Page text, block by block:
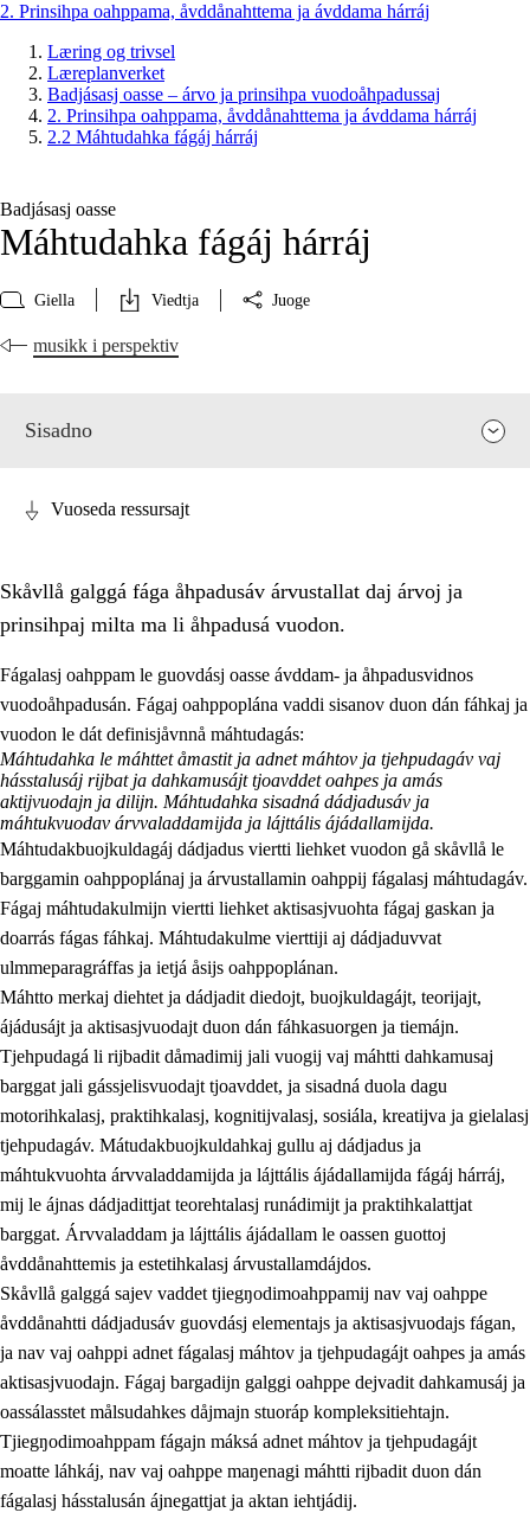
2. Prinsihpa oahppama, åvddånahttema ja ávddama hárráj
Læring og trivsel
Læreplanverket
Badjásasj oasse – árvo ja prinsihpa vuodoåhpadussaj
2. Prinsihpa oahppama, åvddånahttema ja ávddama hárráj
2.2 Máhtudahka fágáj hárráj
Badjásasj oasse
Máhtudahka fágáj hárráj
Giella Viedtja Juoge
musikk i perspektiv
Sisadno
2. Prinsihpa oahppama, åvddånahttema ja ávddama hárráj
2.1 Sosiála oahppam ja åvddånibme
2.2 Máhtudahka fágáj hárráj
Vuodulasj tjehpudagá
2.4 Oahppat oahppat
Doaresfágalasj tiemá
Vuoseda ressursajt
Skåvllå galggá fága åhpadusáv árvustallat daj árvoj ja
prinsihpaj milta ma li åhpadusá vuodon.
Fágalasj oahppam le guovdásj oasse ávddam- ja åhpadusvidnos
vuodoåhpadusán. Fágaj oahppoplána vaddi sisanov duon dán fáhkaj ja
vuodon le dát definisjåvnnå máhtudagás:
Máhtudahka le máhttet åmastit ja adnet máhtov ja tjehpudagáv vaj
hásstalusáj rijbat ja dahkamusájt tjoavddet oahpes ja amás
aktijvuodajn ja dilijn. Máhtudahka sisadná dádjadusáv ja
máhtukvuodav árvvaladdamijda ja lájttális ájádallamijda.
Máhtudakbuojkuldagáj dádjadus viertti liehket vuodon gå skåvllå le
barggamin oahppoplánaj ja árvustallamin oahppij fágalasj máhtudagáv.
Fágaj máhtudakulmijn viertti liehket aktisasjvuohta fágaj gaskan ja
doarrás fágas fáhkaj. Máhtudakulme vierttiji aj dádjaduvvat
ulmmeparagráffas ja ietjá åsijs oahppoplánan.
Máhtto merkaj diehtet ja dádjadit diedojt, buojkuldagájt, teorijajt,
ájádusájt ja aktisasjvuodajt duon dán fáhkasuorgen ja tiemájn.
Tjehpudagá li rijbadit dåmadimij jali vuogij vaj máhtti dahkamusaj
barggat jali gássjelisvuodajt tjoavddet, ja sisadná duola dagu
motorihkalasj, praktihkalasj, kognitijvalasj, sosiála, kreatijva ja gielalasj
tjehpudagáv. Mátudakbuojkuldahkaj gullu aj dádjadus ja
máhtukvuohta árvvaladdamijda ja lájttális ájádallamijda fágáj hárráj,
mij le ájnas dádjadittjat teorehtalasj runádimijt ja praktihkalattjat
barggat. Árvvaladdam ja lájttális ájádallam le oassen guottoj
åvddånahttemis ja estetihkalasj árvustallamdájdos.
Skåvllå galggá sajev vaddet tjiegŋodimoahppamij nav vaj oahppe
åvddånahtti dádjadusáv guovdásj elementajs ja aktisasjvuodajs fágan,
ja nav vaj oahppi adnet fágalasj máhtov ja tjehpudagájt oahpes ja amás
aktisasjvuodajn. Fágaj bargadijn galggi oahppe dejvadit dahkamusáj ja
oassálasstet målsudahkes dåjmajn stuoráp kompleksitiehtajn.
Tjiegŋodimoahppam fágajn máksá adnet máhtov ja tjehpudagájt
moatte láhkáj, nav vaj oahppe maŋenagi máhtti rijbadit duon dán
fágalasj hásstalusán ájnegattjat ja aktan iehtjádij.